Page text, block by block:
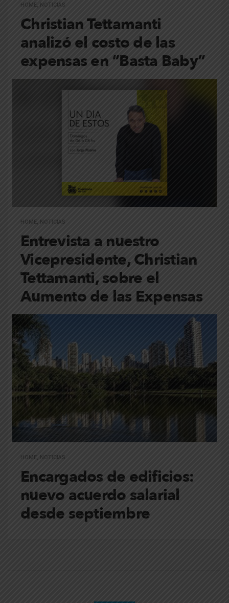
HOME NOTICIAS
Christian Tettamanti
analizó el costo de las
expensas en “Basta Baby”
HOME, NOTICIAS
Entrevista a nuestro
Vicepresidente, Christian
Tettamanti, sobre el
Aumento de las Expensas
HOME, NOTICIAS
Encargados de edificios:
nuevo acuerdo salarial
desde septiembre